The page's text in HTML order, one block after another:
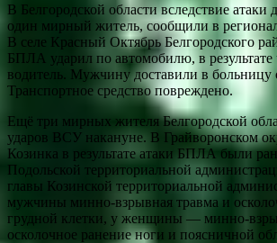
В Белгородской области вследствие
один мирный житель, сообщили в
В селе Красный Октябрь Белгородского
БПЛА ударил по автомобилю, в результате
водитель. Мужчину доставили в больницу
Транспортное средство повреждено.
Ещё три мирных жителя Белгородской
ударов ВСУ накануне. В Грайворонском
Козинка в результате атаки БПЛА были
Подольской территориальной
главы Козинской территориальной
мужчины минно-взрывная травма и
грудной клетки, у женщины — минно-
осколочное ранение ноги и поясничной